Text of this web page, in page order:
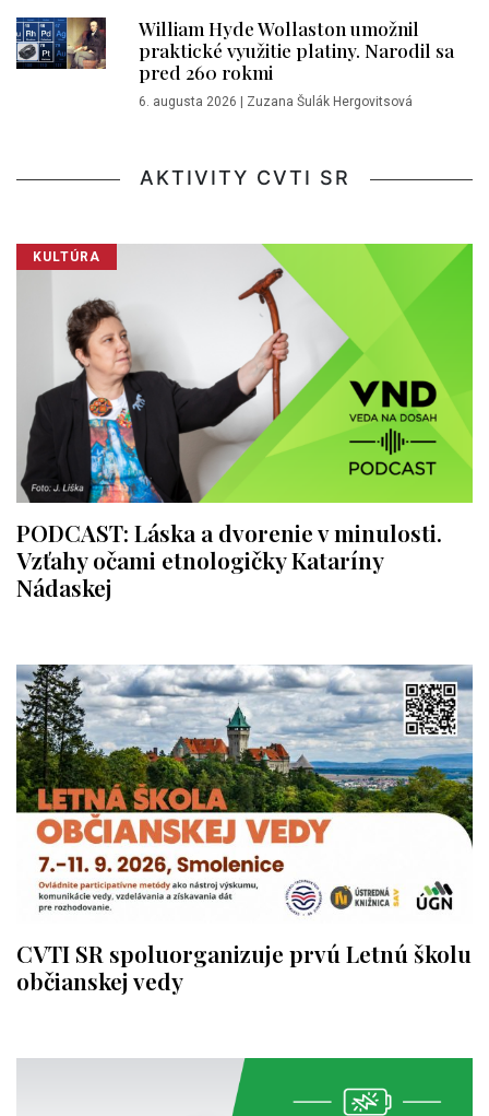
William Hyde Wollaston umožnil
praktické využitie platiny. Narodil sa
pred 260 rokmi
6. augusta 2026 Zuzana Šulák Hergovitsová
AKTIVITY CVTI SR
KULTÚRA
PODCAST: Láska a dvorenie v minulosti.
Vzťahy očami etnologičky Kataríny
Nádaskej
CVTI SR spoluorganizuje prvú Letnú školu
občianskej vedy